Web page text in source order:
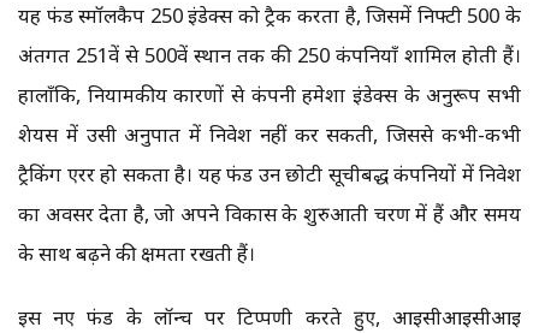
यह फंड स्मॉलकैप 250 इंडेक्स को ट्रैक करता है, जिसमें निफ्टी 500 के
अंतर्गत 251वें से 500वें स्थान तक की 250 कंपनियाँ शामिल होती हैं।
हालाँकि, नियामकीय कारणों से कंपनी हमेशा इंडेक्स के अनुरूप सभी
शेयर्स में उसी अनुपात में निवेश नहीं कर सकती, जिससे कभी-कभी
ट्रैकिंग एरर हो सकता है। यह फंड उन छोटी सूचीबद्ध कंपनियों में निवेश
का अवसर देता है, जो अपने विकास के शुरुआती चरण में हैं और समय
के साथ बढ़ने की क्षमता रखती हैं।
इस नए फंड के लॉन्च पर टिप्पणी करते हुए, आईसीआईसीआई